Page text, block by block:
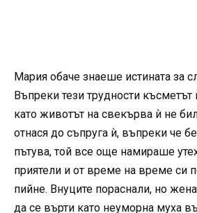
Мария обаче знаеше истината за
Въпреки тези трудности късметът
като животът на свекърва ѝ не
отнася до съпруга ѝ, въпреки че
пътува, той все още намираше
приятели и от време на време си
пийне. Внуците пораснали, но
да се върти като неуморна муха